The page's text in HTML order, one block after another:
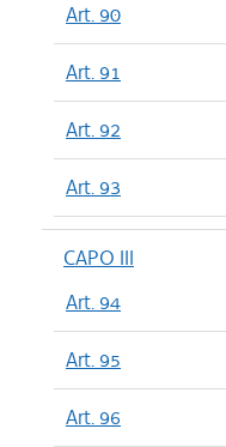
Art. 90
Art. 91
Art. 92
Art. 93
CAPO III
Art. 94
Art. 95
Art. 96